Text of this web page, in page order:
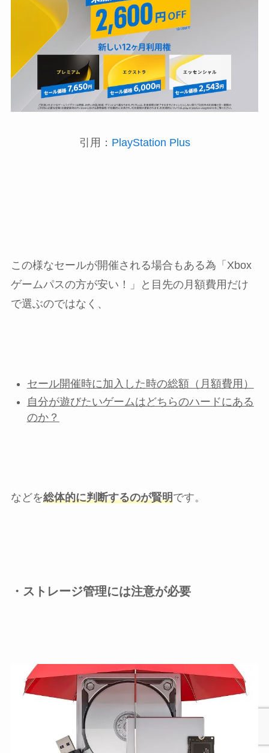
引用： PlayStation Plus
この様なセールが開催される場合もある為「Xbox
ゲームパスの方が安い！」と目先の月額費用だけ
で選ぶのではなく、
セール開催時に加入した時の総額（月額費用）
自分が遊びたいゲームはどちらのハードにある
のか？
などを総体的に判断するのが賢明です。
・ストレージ管理には注意が必要